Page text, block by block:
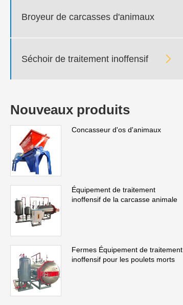
Broyeur de carcasses d'animaux
Séchoir de traitement inoffensif 
Nouveaux produits
Concasseur d'os d'animaux
Équipement de traitement
inoffensif de la carcasse animale
Fermes Équipement de traitement
inoffensif pour les poulets morts